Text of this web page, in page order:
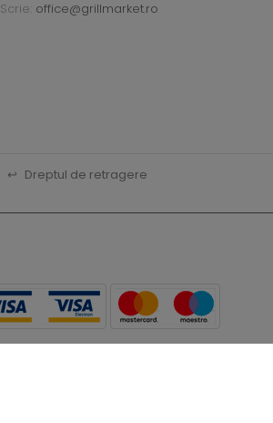
Scrie: office@grillmarket.ro
↩ Dreptul de retragere